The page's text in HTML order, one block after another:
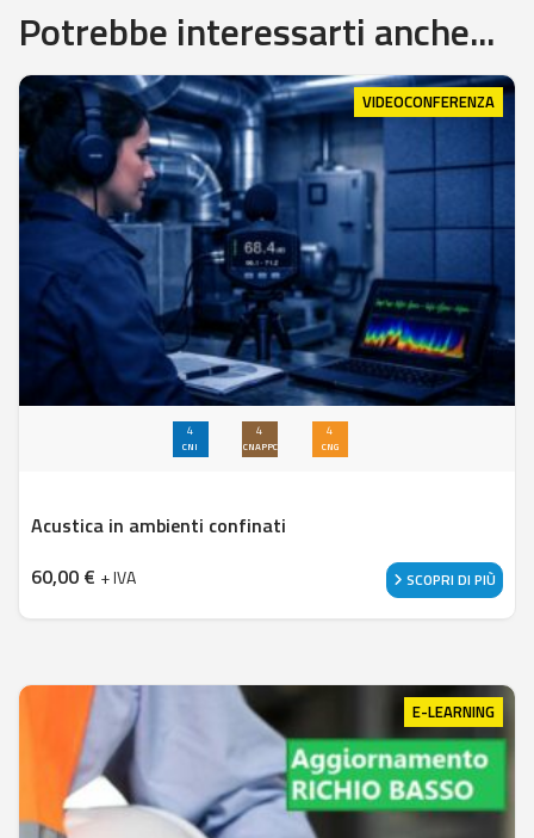
Potrebbe interessarti anche...
VIDEOCONFERENZA
4
CNI
4
CNAPPC
4
CNG
Acustica in ambienti confinati
60,00 € + IVA SCOPRI DI PIÙ
E-LEARNING